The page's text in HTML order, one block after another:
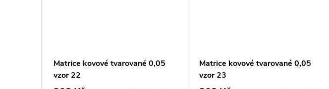
Matrice kovové tvarované 0,05
vzor 22
Matrice kovové tvarované 0,05
vzor 23